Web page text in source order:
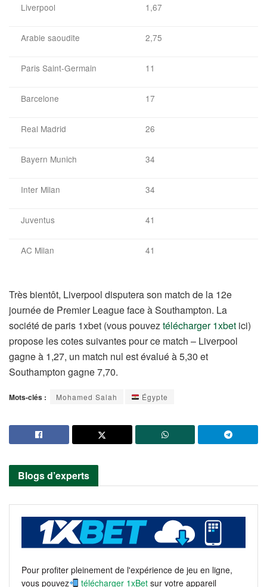
Liverpool 1,67
Arabie saoudite 2,75
Paris Saint-Germain 11
Barcelone 17
Real Madrid 26
Bayern Munich 34
Inter Milan 34
Juventus 41
AC Milan 41
Très bientôt, Liverpool disputera son match de la 12e
journée de Premier League face à Southampton. La
société de paris 1xbet (vous pouveztélécharger 1xbet ici)
propose les cotes suivantes pour ce match – Liverpool
gagne à 1,27, un match nul est évalué à 5,30 et
Southampton gagne 7,70.
Mots-clés : Mohamed Salah Égypte
Blogs d’experts
Pour profiter pleinement de l'expérience de jeu en ligne,
vous pouvez
télécharger 1xBet sur votre appareil